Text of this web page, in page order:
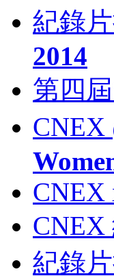
紀錄
2014
第四
CNEX
CNEX
CNEX
紀錄